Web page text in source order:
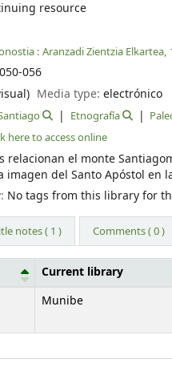
resource
: Aranzadi Zientzia Elkartea,
056
Media type:electrónico
Etnografía
here to access online
relacionan el monte
imagen del Santo Apóstol en
No tags from this library for
notes ( 1 ) Comments ( 0 )
Current library
Munibe